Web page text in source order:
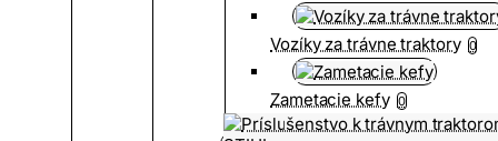
Vozíky za trávne traktory 0
Zametacie kefy 0